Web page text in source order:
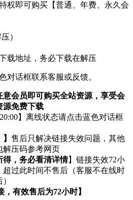
权即可购买【普通、年费、永久会
）
载地址，务必下载在解压
对话框联系客服或反馈。
意会员即可购买全站资源，享受会
源免费下载
】离线状态请点击蓝色对话框
售后只解决链接失效问题，其他
压码参考网页
得，务必看清详情】链接失效72小
超过此时间不售后（客服不在线时
，有效售后为72小时】